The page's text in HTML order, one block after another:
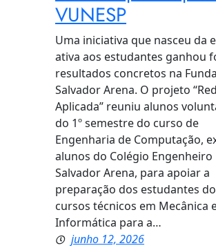
VUNESP
Uma iniciativa que nasceu da
ativa aos estudantes ganhou
resultados concretos na
Salvador Arena. O projeto
Aplicada” reuniu alunos
do 1º semestre do curso de
Engenharia de Computação,
alunos do Colégio Engenheiro
Salvador Arena, para apoiar a
preparação dos estudantes
cursos técnicos em Mecânica
Informática para a…
junho 12, 2026